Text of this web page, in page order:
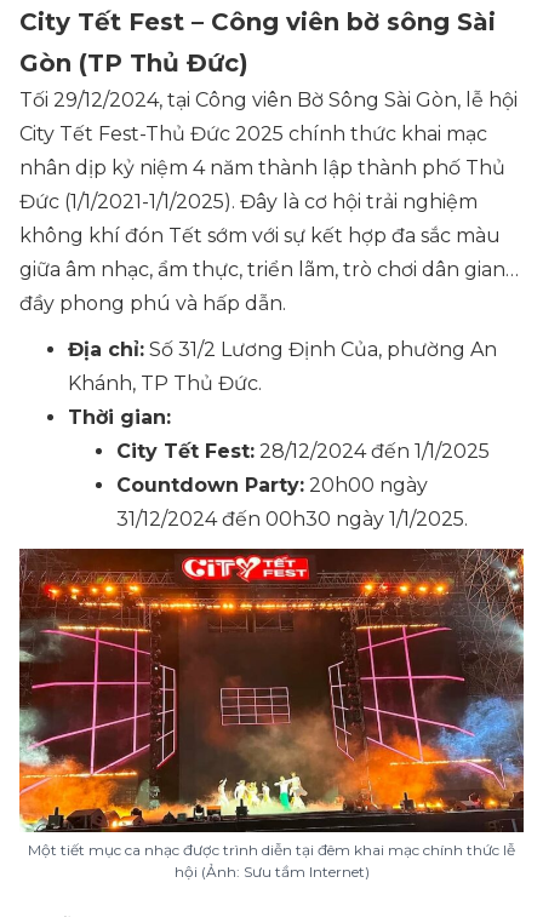
City Tết Fest – Công viên bờ sông Sài
Gòn (TP Thủ Đức)
Tối 29/12/2024, tại Công viên Bờ Sông Sài Gòn, lễ hội
City Tết Fest-Thủ Đức 2025 chính thức khai mạc
nhân dịp kỷ niệm 4 năm thành lập thành phố Thủ
Đức (1/1/2021-1/1/2025). Đây là cơ hội trải nghiệm
không khí đón Tết sớm với sự kết hợp đa sắc màu
giữa âm nhạc, ẩm thực, triển lãm, trò chơi dân gian…
đầy phong phú và hấp dẫn.
Địa chỉ: Số 31/2 Lương Định Của, phường An
Khánh, TP Thủ Đức.
Thời gian:
City Tết Fest: 28/12/2024 đến 1/1/2025
Countdown Party: 20h00 ngày
31/12/2024 đến 00h30 ngày 1/1/2025.
Một tiết mục ca nhạc được trình diễn tại đêm khai mạc chính thức lễ
hội (Ảnh: Sưu tầm Internet)